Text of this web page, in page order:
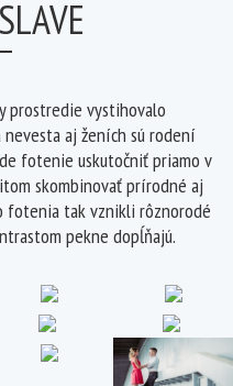
prostredie vystihovalo
nevesta aj ženích sú rodení
fotenie uskutočniť priamo v
skombinovať prírodné aj
fotenia tak vznikli rôznorodé
pekne dopĺňajú.